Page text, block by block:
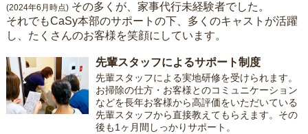
(2024年6月時点) その多くが、家事代行未経験者でした。
それでもCaSy本部のサポートの下、多くのキャストが活躍
し、たくさんのお客様を笑顔にしています。
先輩スタッフによるサポート制度
先輩スタッフによる実地研修を受けられます。
お掃除の仕方・お客様とのコミュニケーション
などを長年お客様から高評価をいただいている
先輩スタッフから直接教えてもらえます。その
後も1ヶ月間しっかりサポート。